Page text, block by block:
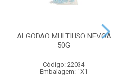
ALGODAO MULTIUSO NEVOA
50G
Código: 22034
Embalagem: 1X1